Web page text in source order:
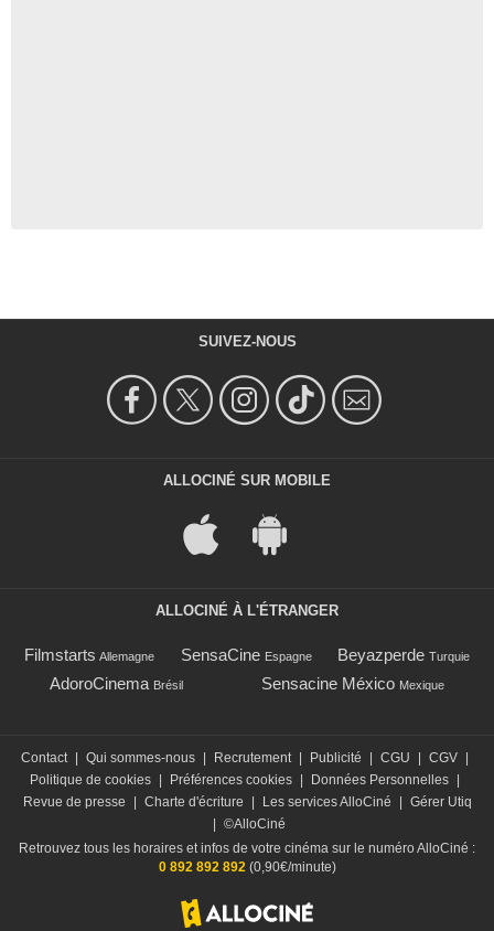
SUIVEZ-NOUS
ALLOCINÉ SUR MOBILE
ALLOCINÉ À L'ÉTRANGER
Filmstarts Allemagne SensaCine Espagne Beyazperde Turquie
AdoroCinema Brésil Sensacine México Mexique
Contact Qui sommes-nous Recrutement Publicité CGU CGV
Politique de cookies
Préférences cookies Données Personnelles
Revue de presse
Charte d'écriture Les services AlloCiné
Gérer Utiq
©AlloCiné
Retrouvez tous les horaires et infos de votre cinéma sur le numéro AlloCiné :
0 892 892 892(0,90€/minute)